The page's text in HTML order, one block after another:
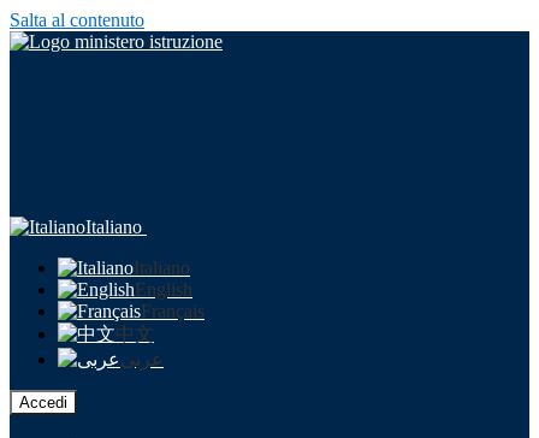
Salta al contenuto
Italiano
Italiano
English
Français
中文
عربى
Accedi